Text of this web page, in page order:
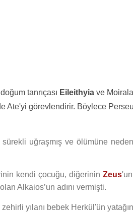
tanrıçası Eileithyia ve
Ate'yi görevlendirir. Böylece
uğraşmış ve ölümüne
kendi çocuğu, diğerininZeus
Alkaios’un adını vermişti.
yılanı bebek Herkül'ün